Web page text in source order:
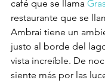
café que se llama
restaurante que se
Ambrai tiene un
justo al borde del
vista increíble. De
siente más por las